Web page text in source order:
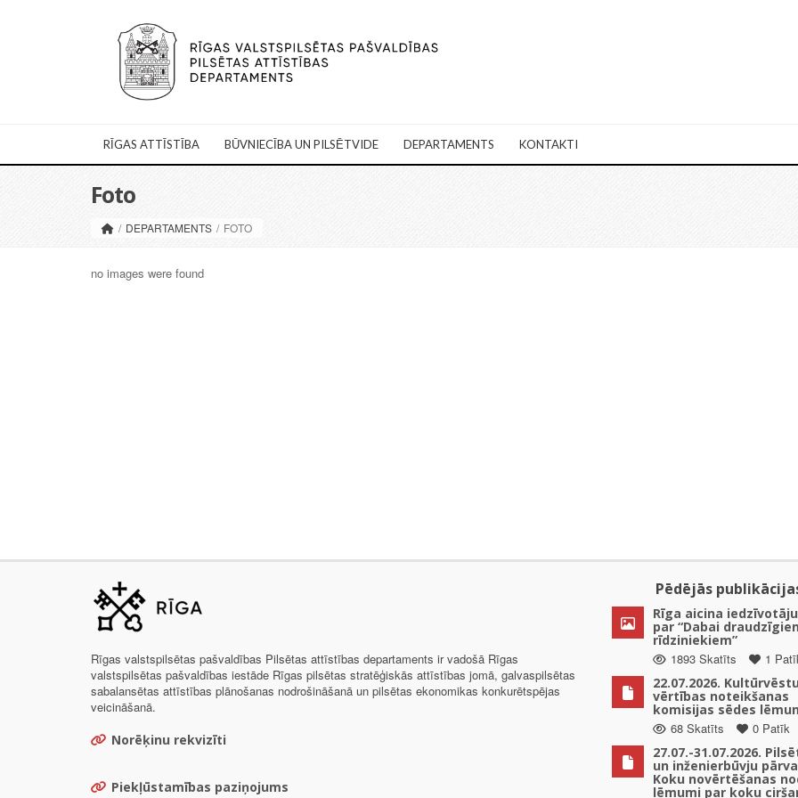
RĪGAS ATTĪSTĪBA BŪVNIECĪBA UN PILSĒTVIDE DEPARTAMENTS KONTAKTI
Foto
/ DEPARTAMENTS / FOTO
no images were found
Rīgas valstspilsētas pašvaldības Pilsētas attīstības departaments ir vadošā Rīgas
valstspilsētas pašvaldības iestāde Rīgas pilsētas stratēģiskās attīstības jomā, galvaspilsētas
sabalansētas attīstības plānošanas nodrošināšanā un pilsētas ekonomikas konkurētspējas
veicināšanā.
Norēķinu rekvizīti
Piekļūstamības paziņojums
Pēdējās
Rīga aicina
par “Dabai
rīdziniekiem”
1893 Skatīts
1
22.07.2026.
vērtības noteikšanas
komisijas sēdes
68 Skatīts
0 Patīk
27.07.-31.07.2026.
un inženierbūvju
Koku novērtēšanas
lēmumi par koku